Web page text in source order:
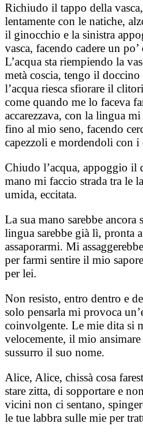
Richiudo il tappo della
lentamente con le natiche,
il ginocchio e la sinistra
vasca, facendo cadere un
L’acqua sta riempiendo la
metà coscia, tengo il
l’acqua riesca sfiorare il
come quando me lo faceva
accarezzava, con la lingua
fino al mio seno, facendo
capezzoli e mordendoli con i
Chiudo l’acqua, appoggio il
mano mi faccio strada tra le
umida, eccitata.
La sua mano sarebbe
lingua sarebbe già lì, pronta
assaporarmi. Mi
per farmi sentire il mio
per lei.
Non resisto, entro dentro e
solo pensarla mi provoca
coinvolgente. Le mie dita si
velocemente, il mio
sussurro il suo nome.
Alice, Alice, chissà cosa
stare zitta, di sopportare e
vicini non ci sentano,
le tue labbra sulle mie per